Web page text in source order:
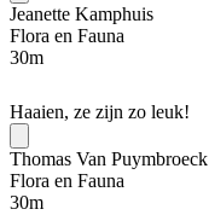
Jeanette Kamphuis
Flora en Fauna
30m
Haaien, ze zijn zo leuk!
Thomas Van Puymbroeck
Flora en Fauna
30m